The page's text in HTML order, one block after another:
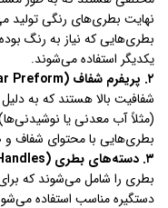
نهایت بطری‌های رنگی تولید
بطری‌هایی که نیاز به رنگ بوده
یکدیگر استفاده می‌شوند.
۲. پریفرم شفاف (Clear Preform):
شفافیت بالا هستند که به
(مثلاً آب معدنی یا
بطری‌هایی با محتوای شفاف
۳. دسته‌های بطری (Bottle Handles):
بطری را شامل می‌شوند که
دستگیره مناسب استفاده